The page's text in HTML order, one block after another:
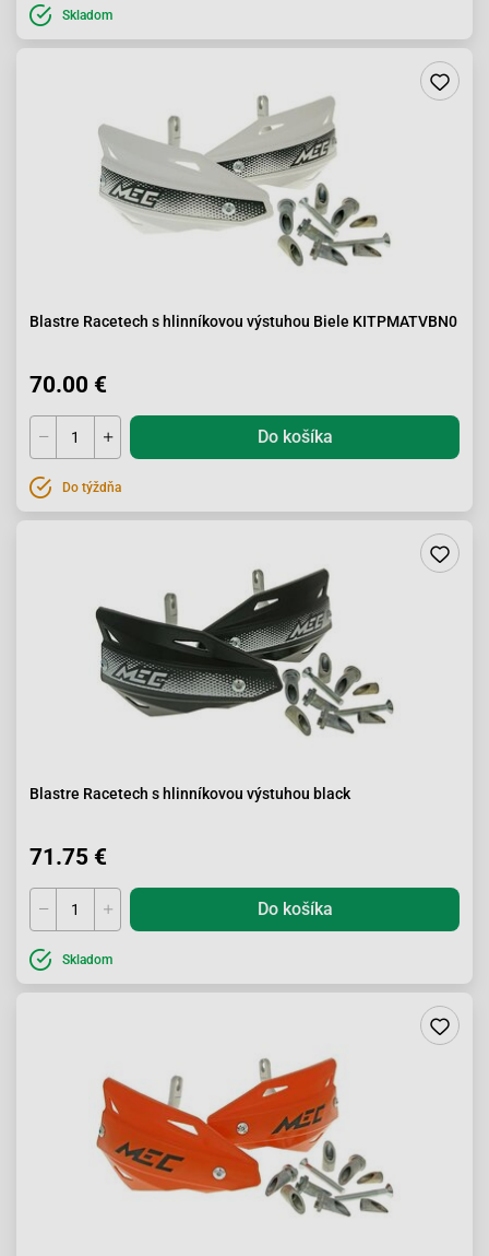
Skladom
Blastre Racetech s hlinníkovou výstuhou Biele KITPMATVBN0
70.00 €
Do košíka
Do týždňa
Blastre Racetech s hlinníkovou výstuhou black
71.75 €
Do košíka
Skladom